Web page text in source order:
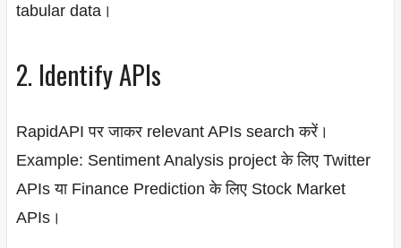
tabular data।
2. Identify APIs
RapidAPI पर जाकर relevant APIs search करें।
Example: Sentiment Analysis project के लिए Twitter
APIs या Finance Prediction के लिए Stock Market
APIs।